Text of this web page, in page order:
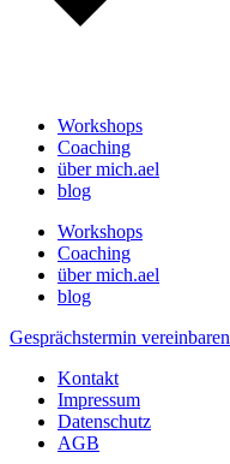
Workshops
Coaching
über mich.ael
blog
Workshops
Coaching
über mich.ael
blog
Gesprächstermin vereinbaren
Kontakt
Impressum
Datenschutz
AGB